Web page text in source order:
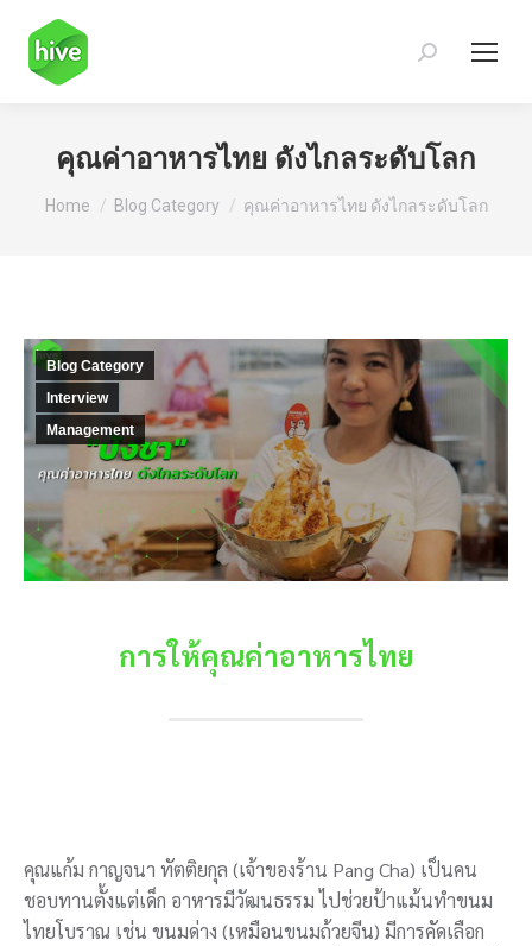
Search:
คุณค่าอาหารไทย ดังไกลระดับโลก
You are here:
Home Blog Category คุณค่าอาหารไทย ดังไกลระดับโลก
Blog Category
Interview
Management
การให้คุณค่าอาหารไทย
คุณแก้ม กาญจนา ทัตติยกุล (เจ้าของร้าน Pang Cha) เป็นคน
ชอบทานตั้งแต่เด็ก อาหารมีวัฒนธรรม ไปช่วยป้าแม้นทำขนม
ไทยโบราณ เช่น ขนมด่าง (เหมือนขนมถ้วยจีน) มีการคัดเลือก